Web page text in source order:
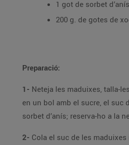
1 got de sorbet d’anís
200 g. de gotes de
Preparació:
1- Neteja les maduixes, talla-
en un bol amb el sucre, el suc
sorbet d’anís; reserva-ho
2- Cola el suc de les